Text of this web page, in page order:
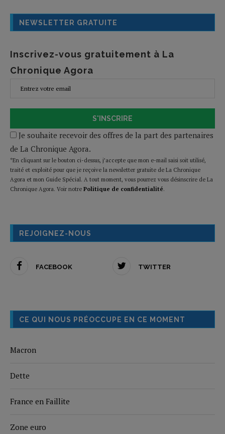
NEWSLETTER GRATUITE
Inscrivez-vous gratuitement à La
Chronique Agora
S'INSCRIRE
Je souhaite recevoir des offres de la part des partenaires
de La Chronique Agora.
*En cliquant sur le bouton ci-dessus, j’accepte que mon e-mail saisi soit utilisé,
traité et exploité pour que je reçoive la newsletter gratuite de La Chronique
Agora et mon Guide Spécial. A tout moment, vous pourrez vous désinscrire de La
Chronique Agora. Voir notre Politique de confidentialité.
REJOIGNEZ-NOUS
FACEBOOK TWITTER
CE QUI NOUS PRÉOCCUPE EN CE MOMENT
Macron
Dette
France en Faillite
Zone euro